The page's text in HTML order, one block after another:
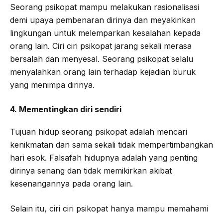
Seorang psikopat mampu melakukan rasionalisasi
demi upaya pembenaran dirinya dan meyakinkan
lingkungan untuk melemparkan kesalahan kepada
orang lain. Ciri ciri psikopat jarang sekali merasa
bersalah dan menyesal. Seorang psikopat selalu
menyalahkan orang lain terhadap kejadian buruk
yang menimpa dirinya.
4. Mementingkan diri sendiri
Tujuan hidup seorang psikopat adalah mencari
kenikmatan dan sama sekali tidak mempertimbangkan
hari esok. Falsafah hidupnya adalah yang penting
dirinya senang dan tidak memikirkan akibat
kesenangannya pada orang lain.
Selain itu, ciri ciri psikopat hanya mampu memahami